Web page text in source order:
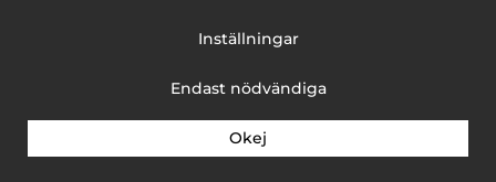
Copyright © 2026, Marks & Kattens AB
Inställningar
Endast nödvändiga
Okej